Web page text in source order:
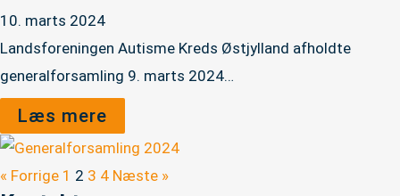
10. marts 2024
Landsforeningen Autisme Kreds Østjylland afholdte
generalforsamling 9. marts 2024…
Læs mere
« Forrige 1 2 3 4 Næste »